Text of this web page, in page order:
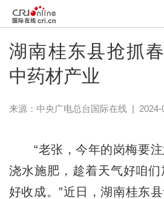
湖南桂东县抢抓
中药材产业
来源：中央广电总台国际在线| 2024-
“老张，今年的岗梅要注
浇水施肥，趁着天气好咱
好收成。”近日，湖南桂东